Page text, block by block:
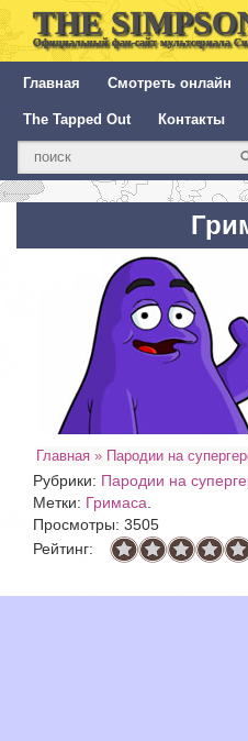
THE
Официальный фан-сайт мультсериала
Главная Смотреть онлайн
The Tapped Out Контакты
Главная » Пародии на
Рубрики: Пародии на
Метки: Гримаса
Просмотры: 3505
Рейтинг: